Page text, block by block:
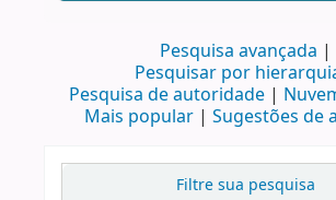
Pesquisa avançada
Pesquisar por
Pesquisa de autoridade
Mais popular
Sugestões de
Filtre sua pesquisa